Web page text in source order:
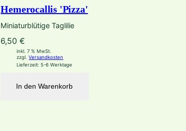
Hemerocallis 'Pizza'
Miniaturblütige Taglilie
6,50€
inkl. 7 % MwSt.
zzgl.Versandkosten
Lieferzeit:5-6 Werktage
In den Warenkorb